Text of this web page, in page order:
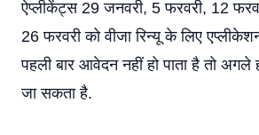
ऐप्लीकेंट्स 29 जनवरी, 5 फरवरी, 12
26 फरवरी को वीजा रिन्यू के लिए
पहली बार आवेदन नहीं हो पाता है तो अगले
जा सकता है.